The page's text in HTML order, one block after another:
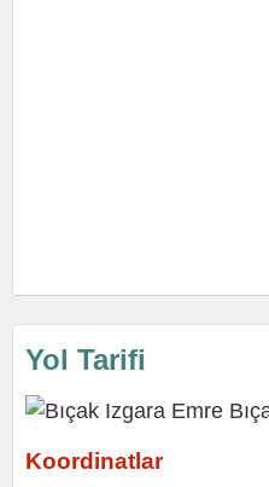
Yol Tarifi
Koordinatlar